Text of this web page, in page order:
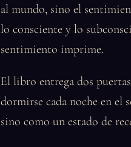
al mundo, sino el
lo consciente y lo
sentimiento imprime.
El libro entrega dos
dormirse cada noche en el
sino como un estado de